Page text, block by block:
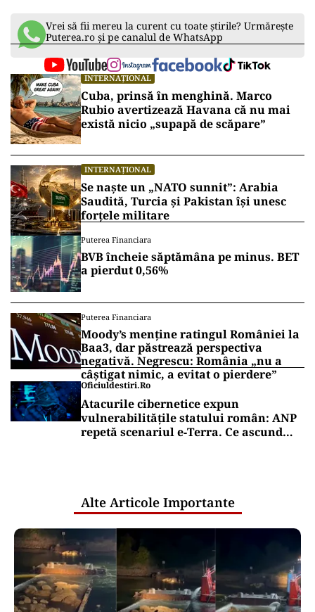
Vrei să fii mereu la curent cu toate știrile? Urmărește
Puterea.ro și pe canalul de WhatsApp
INTERNAȚIONAL
Cuba, prinsă în menghină. Marco
Rubio avertizează Havana că nu mai
există nicio „supapă de scăpare”
INTERNAȚIONAL
Se naște un „NATO sunnit”: Arabia
Saudită, Turcia și Pakistan își unesc
forțele militare
Puterea Financiara
BVB încheie săptămâna pe minus. BET
a pierdut 0,56%
Puterea Financiara
Moody’s menține ratingul României la
Baa3, dar păstrează perspectiva
negativă. Negrescu: România „nu a
câștigat nimic, a evitat o pierdere”
Oficiuldestiri.ro
Atacurile cibernetice expun
vulnerabilitățile statului român: ANP
repetă scenariul e‑Terra. Ce ascund
Alte Articole Importante